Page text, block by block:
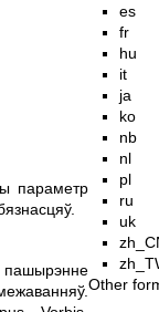
параметр
пашырэнне
es
fr
hu
it
ja
ko
nb
nl
pl
ru
uk
Other